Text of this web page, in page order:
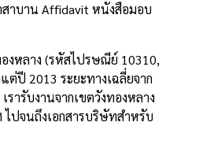
สาบาน Affidavit หนังสือมอบ
งหลาง (รหัสไปรษณีย์ 10310,
ปี 2013 ระยะทางเฉลี่ยจาก
ารับงานจากเขตวังทองหลาง
ไปจนถึงเอกสารบริษัทสำหรับ